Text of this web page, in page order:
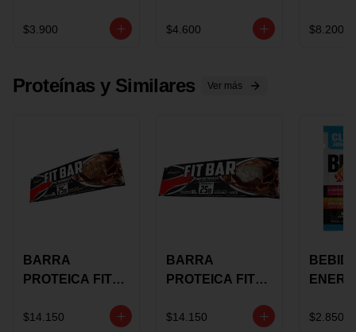
$3.900 $4.600 $8.200
Proteínas y Similares Ver más
BARRA
PROTEICA FIT
CHOCOLATE X
$14.150
BARRA
PROTEICA FIT
GRS
$14.150
STACK 6G
$2.850